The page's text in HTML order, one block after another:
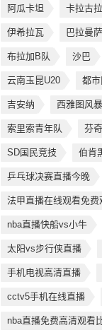
阿瓜卡坦 卡拉古
伊希拉瓦 巴拉曼萨
布拉加B队 沙巴
云南玉昆U20 都市
吉安纳 西雅图风暴
索里索青年队 芬
SD国民竞技 伯肯
乒乓球决赛直播今晚
法甲直播在线观看免费
nba直播快船vs小牛
太阳vs步行侠直播
手机电视高清直播
cctv5手机在线直播
nba直播免费高清观看